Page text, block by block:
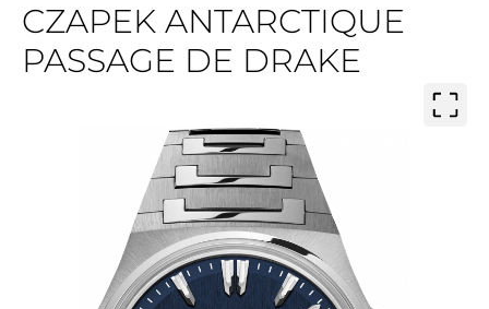
CZAPEK ANTARCTIQUE
PASSAGE DE DRAKE